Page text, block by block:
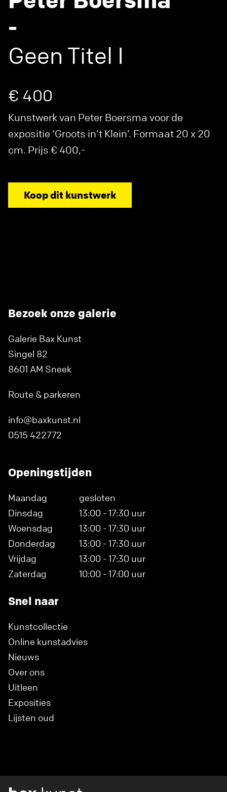
-
Geen Titel I
€ 400
Kunstwerk van Peter Boersma voor de
expositie ‘Groots in’t Klein’. Formaat 20 x 20
cm. Prijs € 400,-
Koop dit kunstwerk
Bezoek onze galerie
Galerie Bax Kunst
Singel 82
8601 AM Sneek
Route & parkeren
info@baxkunst.nl
0515 422772
Openingstijden
Maandag
gesloten
Dinsdag
13:00 - 17:30 uur
Woensdag
13:00 - 17:30 uur
Donderdag
13:00 - 17:30 uur
Vrijdag
13:00 - 17:30 uur
Zaterdag
10:00 - 17:00 uur
Snel naar
Kunstcollectie
Online kunstadvies
Nieuws
Over ons
Uitleen
Exposities
Lijsten oud